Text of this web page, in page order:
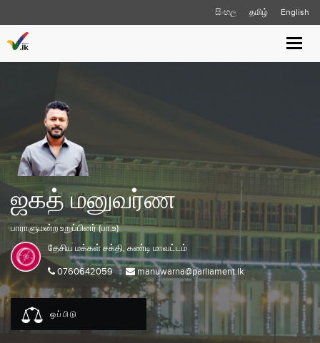
සිංහල தமிழ் English
Toggle
ஜகத் மனுவர்ண
பாராளுமன்ற உறுப்பினர் (பா.உ)
தேசிய மக்கள் சக்தி,கண்டிமாவட்டம்
0760642059 manuwarna@parliament.lk
ஒப்பிடு